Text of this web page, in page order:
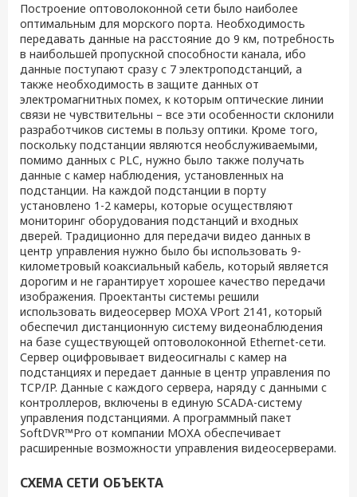
Построение оптоволоконной сети было наиболее
оптимальным для морского порта. Необходимость
передавать данные на расстояние до 9 км, потребность
в наибольшей пропускной способности канала, ибо
данные поступают сразу с 7 электроподстанций, а
также необходимость в защите данных от
электромагнитных помех, к которым оптические линии
связи не чувствительны – все эти особенности склонили
разработчиков системы в пользу оптики. Кроме того,
поскольку подстанции являются необслуживаемыми,
помимо данных с PLC, нужно было также получать
данные с камер наблюдения, установленных на
подстанции. На каждой подстанции в порту
установлено 1-2 камеры, которые осуществляют
мониторинг оборудования подстанций и входных
дверей. Традиционно для передачи видео данных в
центр управления нужно было бы использовать 9-
километровый коаксиальный кабель, который является
дорогим и не гарантирует хорошее качество передачи
изображения. Проектанты системы решили
использовать видеосервер MOXA VPort 2141, который
обеспечил дистанционную систему видеонаблюдения
на базе существующей оптоволоконной Ethernet-сети.
Сервер оцифровывает видеосигналы с камер на
подстанциях и передает данные в центр управления по
TCP/IP. Данные с каждого сервера, наряду с данными с
контроллеров, включены в единую SCADA-систему
управления подстанциями. А программный пакет
SoftDVR™Pro от компании МОХА обеспечивает
расширенные возможности управления видеосерверами.
СХЕМА СЕТИ ОБЪЕКТА